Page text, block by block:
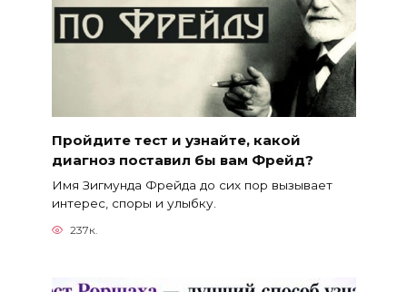
Пройдите тест и узнайте, какой
диагноз поставил бы вам Фрейд?
Имя Зигмунда Фрейда до сих пор вызывает
интерес, споры и улыбку.
237к.